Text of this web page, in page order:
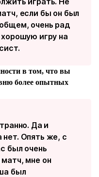
если бы он был
очень рад
игру на
в том, что вы
более опытных
Да и
нет. Опять же, с
был очень
мне он
был